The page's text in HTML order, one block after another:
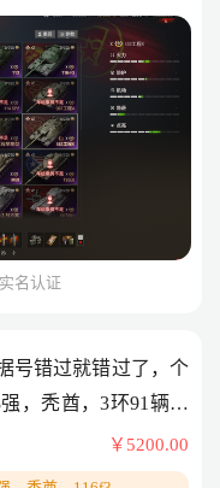
实名认证
过就错过了，个
，秃酋，3环91辆，
哥特，足轻，格里
齐（有些没买），盒
￥5200.00